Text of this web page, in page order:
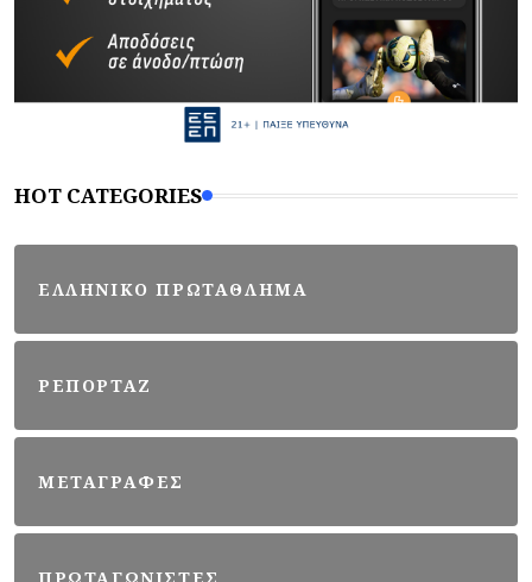
HOT CATEGORIES
ΕΛΛΗΝΙΚΟ ΠΡΩΤΑΘΛΗΜΑ
ΡΕΠΟΡΤΑΖ
ΜΕΤΑΓΡΑΦΕΣ